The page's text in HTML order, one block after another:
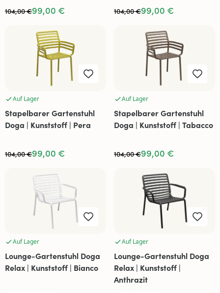
99,00 €
104,00 € 99,00 €
104,00 €
Auf Lager
Stapelbarer Gartenstuhl
Doga | Kunststoff | Pera
99,00 €
104,00 €
Auf Lager
Stapelbarer Gartenstuhl
Doga | Kunststoff | Tabacco
99,00 €
104,00 €
Auf Lager
Lounge-Gartenstuhl Doga
Relax | Kunststoff | Bianco
Auf Lager
Lounge-Gartenstuhl Doga
Relax | Kunststoff |
Anthrazit